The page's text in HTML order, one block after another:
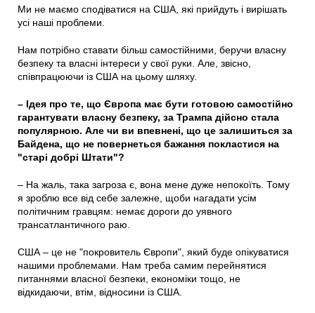
Ми не маємо сподіватися на США, які прийдуть і вирішать
усі наші проблеми.
Нам потрібно ставати більш самостійними, беручи власну
безпеку та власні інтереси у свої руки. Але, звісно,
співпрацюючи із США на цьому шляху.
– Ідея про те, що Європа має бути готовою самостійно
гарантувати власну безпеку, за Трампа дійсно стала
популярною. Але чи ви впевнені, що це залишиться за
Байдена, що не повернеться бажання покластися на
"старі добрі Штати"?
– На жаль, така загроза є, вона мене дуже непокоїть. Тому
я зроблю все від себе залежне, щоби нагадати усім
політичним гравцям: немає дороги до уявного
трансатлантичного раю.
США – це не "покровитель Європи", який буде опікуватися
нашими проблемами. Нам треба самим перейнятися
питаннями власної безпеки, економіки тощо, не
відкидаючи, втім, відносини із США.